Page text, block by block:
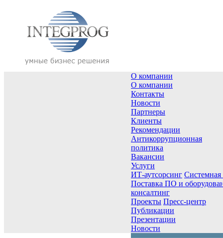
О компании
О компании
Контакты
Новости
Партнеры
Клиенты
Рекомендации
Антикоррупционная
политика
Вакансии
Услуги
ИТ-аутсорсинг Системная
Поставка ПО и
консалтинг
Проекты Пресс-центр
Публикации
Презентации
Новости